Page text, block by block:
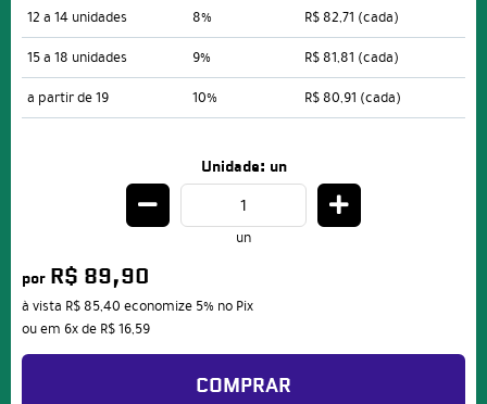
12 a 14 unidades
8% R$ 82,71 (cada)
15 a 18 unidades
9% R$ 81,81 (cada)
a partir de 19
10% R$ 80,91 (cada)
Unidade: un
un
por R$ 89,90
à vista R$ 85,40 economize 5% no Pix
ou em 6xde R$ 16,59
COMPRAR